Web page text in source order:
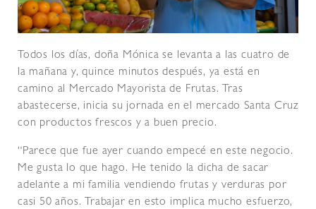
Todos los días, doña Mónica se levanta a las cuatro de
la mañana y, quince minutos después, ya está en
camino al Mercado Mayorista de Frutas. Tras
abastecerse, inicia su jornada en el mercado Santa Cruz
con productos frescos y a buen precio.
“Parece que fue ayer cuando empecé en este negocio.
Me gusta lo que hago. He tenido la dicha de sacar
adelante a mi familia vendiendo frutas y verduras por
casi 50 años. Trabajar en esto implica mucho esfuerzo,